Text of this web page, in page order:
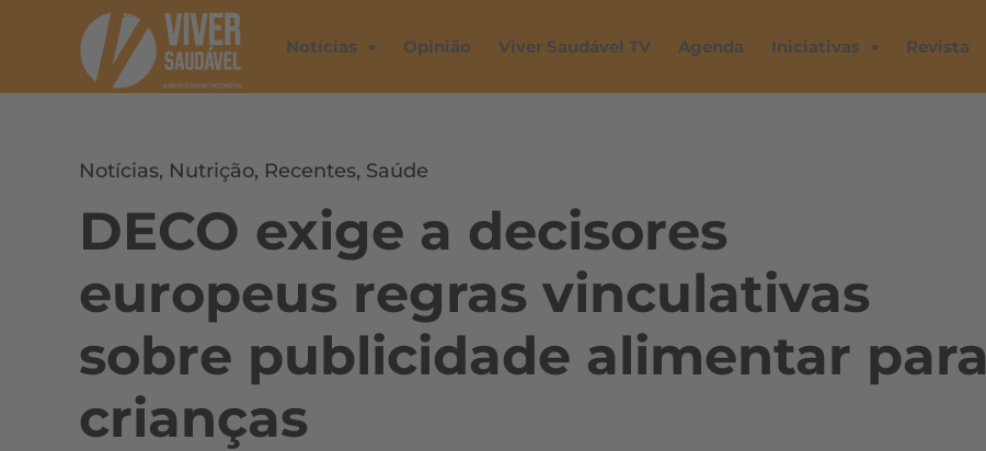
Notícias Opinião Viver Saudável TV Agenda Iniciativas Revista
Notícias, Nutrição, Recentes, Saúde
DECO exige a decisores
europeus regras vinculativas
sobre publicidade alimentar para
crianças